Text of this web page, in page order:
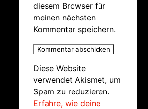
diesem Browser für
meinen nächsten
Kommentar speichern.
Diese Website
verwendet Akismet, um
Spam zu reduzieren.
Erfahre, wie deine